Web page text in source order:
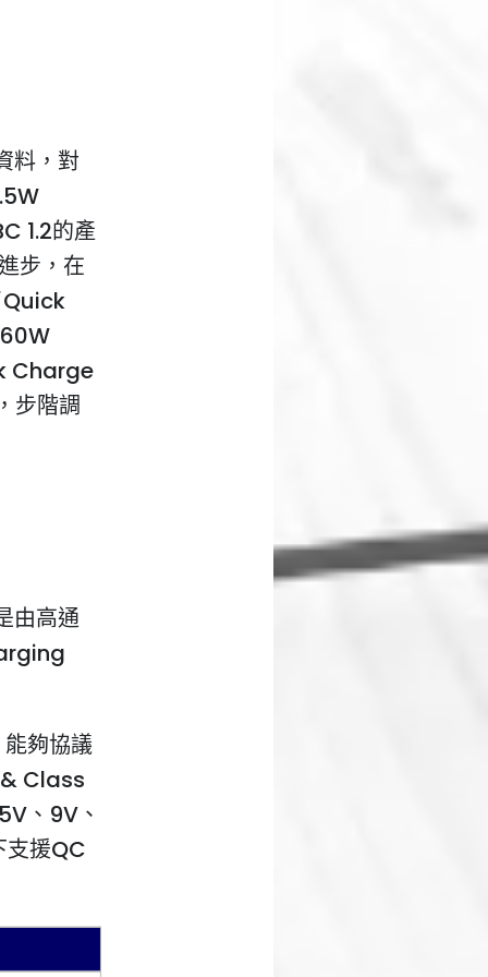
料，對
1.2的產
步，在
Quick
Charge
步階調
由高通
夠協議
& Class
、9V、
支援QC